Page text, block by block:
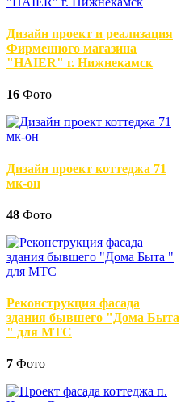
Дизайн проект и реализация
Фирменного магазина
"HAIER" г. Нижнекамск
16 Фото
Дизайн проект коттеджа 71
мк-он
48 Фото
Реконструкция фасада
здания бывшего "Дома Быта
" для МТС
7 Фото